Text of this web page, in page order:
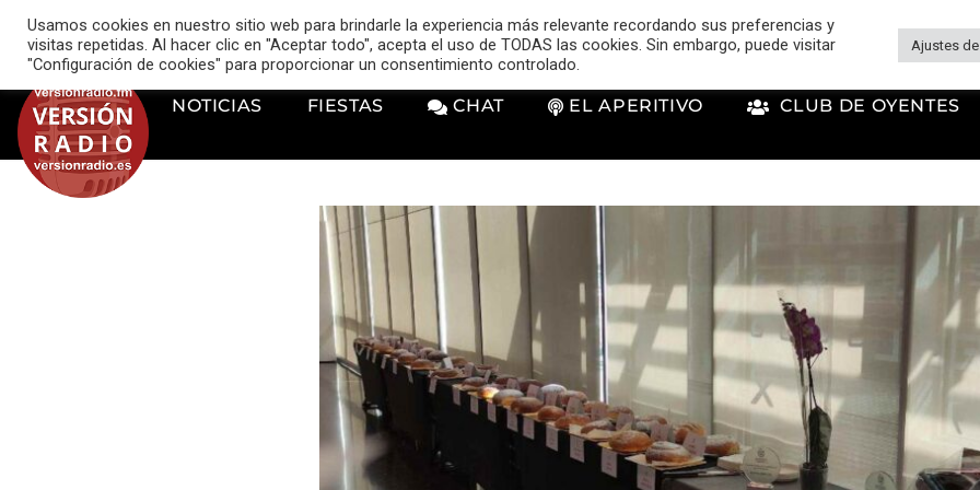
music_note VERSIÓN RADIO
NOTICIAS FIESTAS CHAT EL APERITIVO CLUB DE OYENTES
Usamos cookies en nuestro sitio web para brindarle la experiencia más relevante recordando sus preferencias y
visitas repetidas. Al hacer clic en "Aceptar todo", acepta el uso de TODAS las cookies. Sin embargo, puede visitar
"Configuración de cookies" para proporcionar un consentimiento controlado.
Ajustes